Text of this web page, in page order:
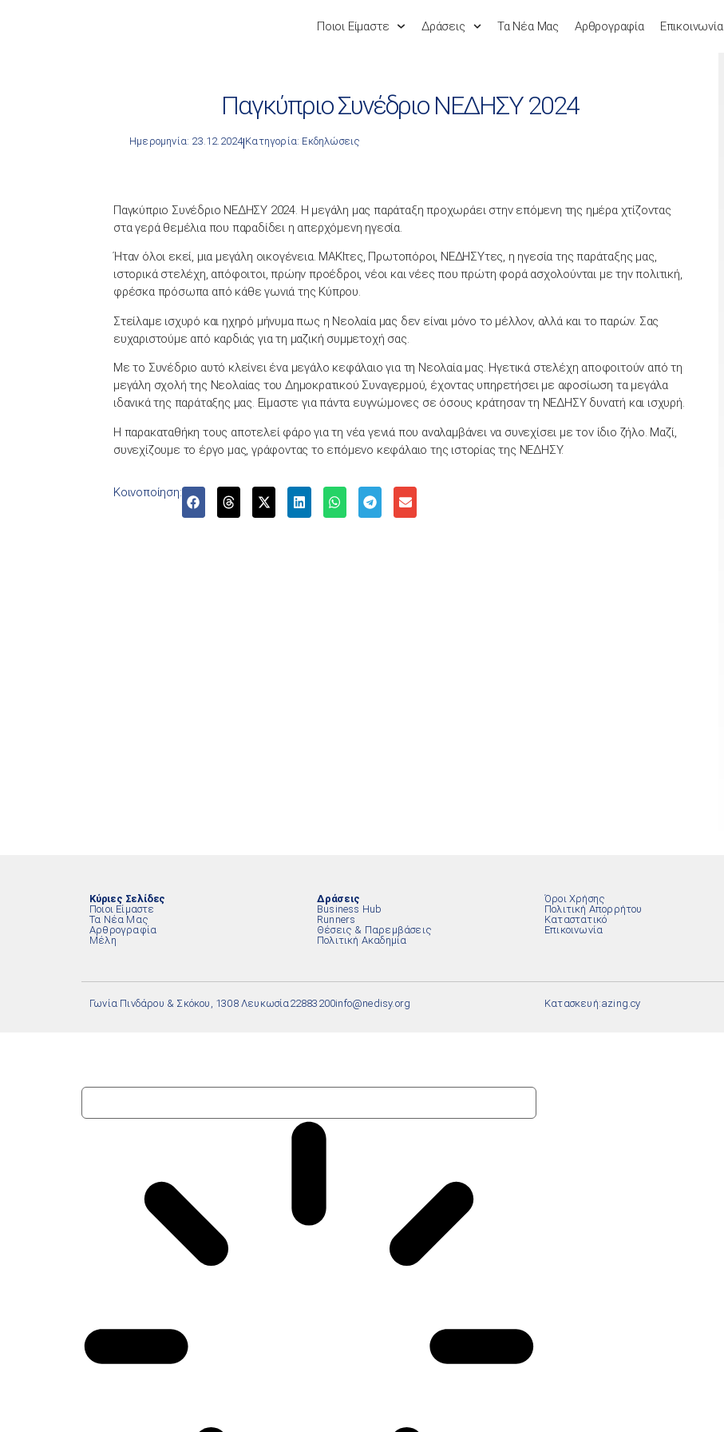
Ποιοι Είμαστε Δράσεις Τα Νέα Μας Αρθρογραφία Επικοινωνία
Παγκύπριο Συνέδριο ΝΕΔΗΣΥ 2024
Ημερομηνία: 23.12.2024|Κατηγορία: Εκδηλώσεις
Παγκύπριο Συνέδριο ΝΕΔΗΣΥ 2024. Η μεγάλη μας παράταξη προχωράει στην επόμενη της ημέρα χτίζοντας
στα γερά θεμέλια που παραδίδει η απερχόμενη ηγεσία.
Ήταν όλοι εκεί, μια μεγάλη οικογένεια. ΜΑΚΙτες, Πρωτοπόροι, ΝΕΔΗΣΥτες, η ηγεσία της παράταξης μας,
ιστορικά στελέχη, απόφοιτοι, πρώην προέδροι, νέοι και νέες που πρώτη φορά ασχολούνται με την πολιτική,
φρέσκα πρόσωπα από κάθε γωνιά της Κύπρου.
Στείλαμε ισχυρό και ηχηρό μήνυμα πως η Νεολαία μας δεν είναι μόνο το μέλλον, αλλά και το παρών. Σας
ευχαριστούμε από καρδιάς για τη μαζική συμμετοχή σας.
Με το Συνέδριο αυτό κλείνει ένα μεγάλο κεφάλαιο για τη Νεολαία μας. Ηγετικά στελέχη αποφοιτούν από τη
μεγάλη σχολή της Νεολαίας του Δημοκρατικού Συναγερμού, έχοντας υπηρετήσει με αφοσίωση τα μεγάλα
ιδανικά της παράταξης μας. Είμαστε για πάντα ευγνώμονες σε όσους κράτησαν τη ΝΕΔΗΣΥ δυνατή και ισχυρή.
Η παρακαταθήκη τους αποτελεί φάρο για τη νέα γενιά που αναλαμβάνει να συνεχίσει με τον ίδιο ζήλο. Μαζί,
συνεχίζουμε το έργο μας, γράφοντας το επόμενο κεφάλαιο της ιστορίας της ΝΕΔΗΣΥ.
Κοινοποίηση:
Κύριες Σελίδες
Ποιοι Είμαστε
Τα Νέα Μας
Αρθρογραφία
Μέλη
Δράσεις
Business Hub
Runners
Θέσεις & Παρεμβάσεις
Πολιτική Ακαδημία
Όροι Χρήσης
Πολιτική Απορρήτου
Καταστατικό
Επικοινωνία
Γωνία Πινδάρου & Σκόκου, 1308 Λευκωσία22883200info@nedisy.org Κατασκευή:azing.cy